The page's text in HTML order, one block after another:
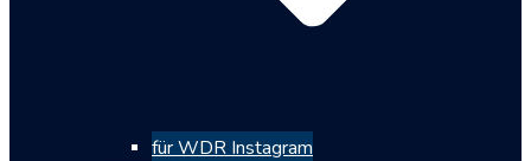
für WDR Instagram